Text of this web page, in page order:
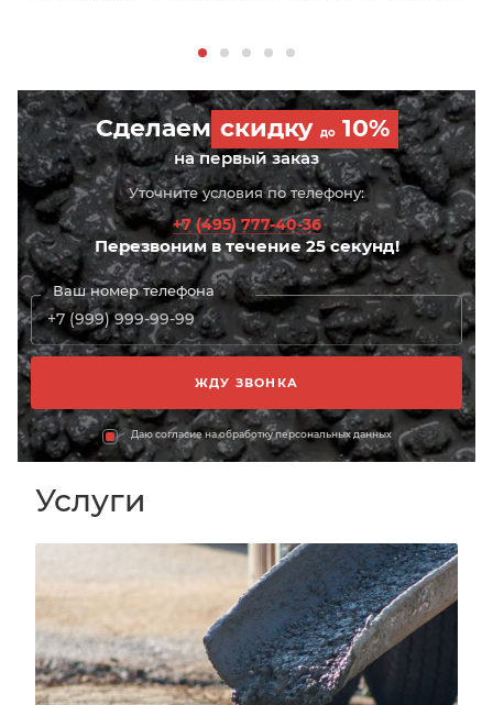
Сделаем скидку до10%
на первый заказ
Уточните условия по телефону:
+7 (495) 777-40-36
Перезвоним в течение 25 секунд!
Ваш номер телефона
Даю согласие на обработку персональных данных
Услуги